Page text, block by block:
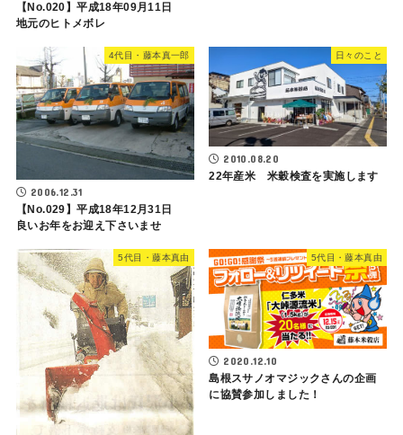
【No.020】平成18年09月11日
地元のヒトメボレ
4代目・藤本真一郎
2006.12.31
【No.029】平成18年12月31日
良いお年をお迎え下さいませ
日々のこと
2010.08.20
22年産米 米穀検査を実施します
5代目・藤本真由 5代目・藤本真由
2020.12.10
島根スサノオマジックさんの企画
に協賛参加しました！